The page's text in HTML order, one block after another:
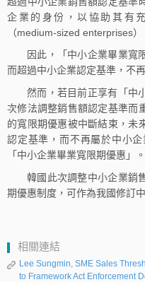
企業的身份，以協助其有
（medium-sized enterprises）
因此，「中小企業畢業寬
而超過中小企業認定基準，不
然而，若目前正享有「中
次修法調整銷售額認定基準而
的寬限期優惠被中斷結束，未
認定基準，而不再屬於中小
「中小企業畢業寬限期優惠」。
韓國此次調整中小企業銷
期優惠制度，可作為我國修訂
相關連結
Lee Sungmin, SME Sales
to Framework Act Enforcement